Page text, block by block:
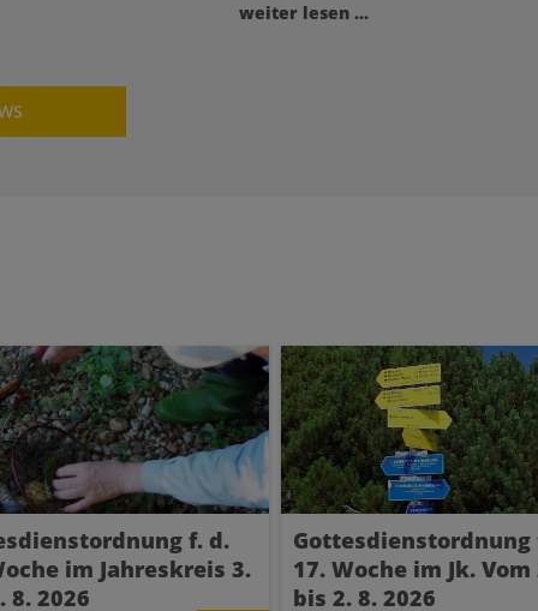
weiter lesen ...
f. d.
im Jahreskreis 3.
8. 2026
Gottesdienstordnung
17. Woche im Jk. Vom
bis 2. 8. 2026